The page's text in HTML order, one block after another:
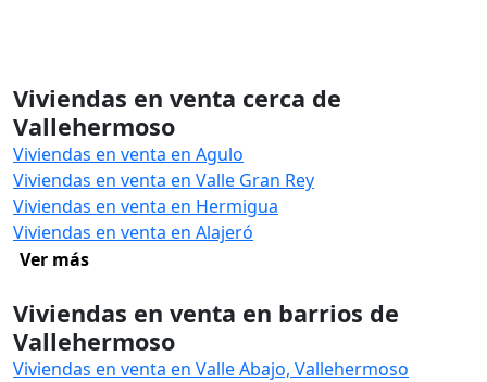
Viviendas en venta cerca de
Vallehermoso
Viviendas en venta en Agulo
Viviendas en venta en Valle Gran Rey
Viviendas en venta en Hermigua
Viviendas en venta en Alajeró
Ver más
Viviendas en venta en barrios de
Vallehermoso
Viviendas en venta en Valle Abajo, Vallehermoso